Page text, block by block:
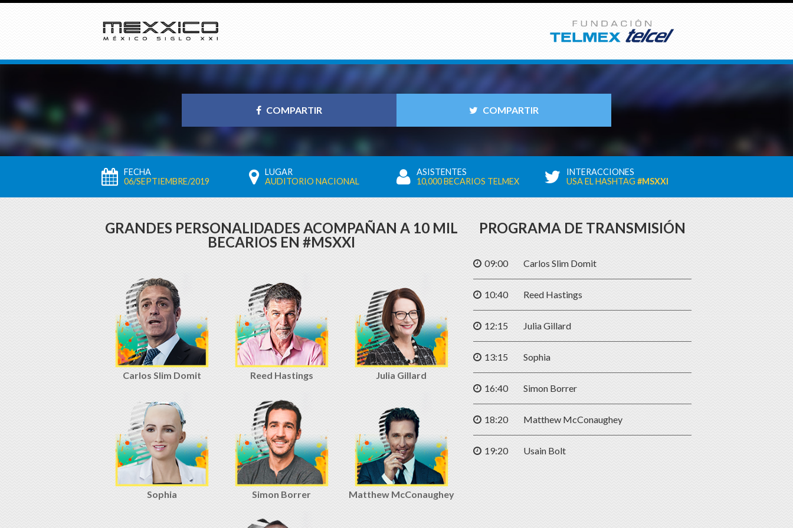
COMPARTIR COMPARTIR
FECHA
06/SEPTIEMBRE/2019
LUGAR
AUDITORIO NACIONAL
ASISTENTES
10,000 BECARIOS TELMEX
INTERACCIONES
USA EL HASHTAG #MSXXI
GRANDES PERSONALIDADES ACOMPAÑAN A 10 MIL
BECARIOS EN #MSXXI
Carlos Slim Domit Reed Hastings Julia Gillard
Sophia Simon Borrer Matthew McConaughey
PROGRAMA DE TRANSMISIÓN
09:00 Carlos Slim Domit
10:40 Reed Hastings
12:15 Julia Gillard
13:15 Sophia
16:40 Simon Borrer
18:20 Matthew McConaughey
19:20 Usain Bolt